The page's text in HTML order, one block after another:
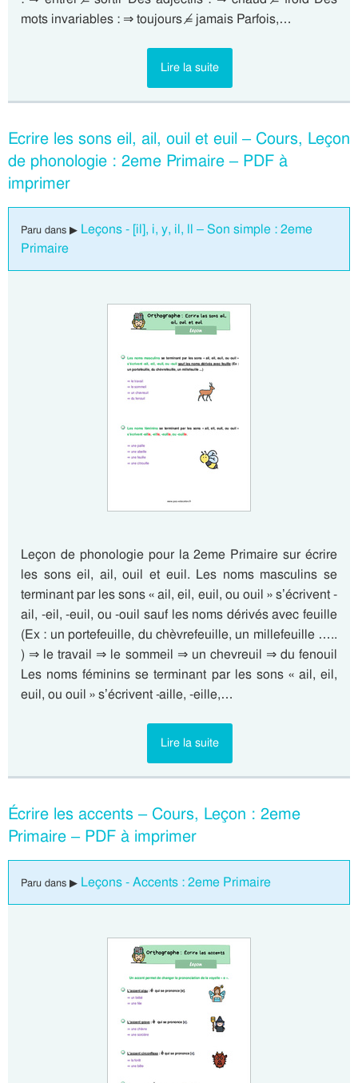
mots invariables : ⇒ toujours ≠ jamais Parfois,…
Lire la suite
Ecrire les sons eil, ail, ouil et euil – Cours, Leçon
de phonologie : 2eme Primaire – PDF à
imprimer
Paru dans ▶ Leçons - [il], i, y, il, ll – Son simple : 2eme
Primaire
Leçon de phonologie pour la 2eme Primaire sur écrire
les sons eil, ail, ouil et euil. Les noms masculins se
terminant par les sons « ail, eil, euil, ou ouil » s’écrivent -
ail, -eil, -euil, ou -ouil sauf les noms dérivés avec feuille
(Ex : un portefeuille, du chèvrefeuille, un millefeuille …..
) ⇒ le travail ⇒ le sommeil ⇒ un chevreuil ⇒ du fenouil
Les noms féminins se terminant par les sons « ail, eil,
euil, ou ouil » s’écrivent -aille, -eille,…
Lire la suite
Écrire les accents – Cours, Leçon : 2eme
Primaire – PDF à imprimer
Paru dans ▶ Leçons - Accents : 2eme Primaire